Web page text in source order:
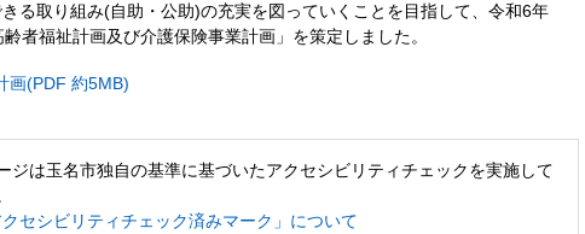
る取り組み(自助・公助)の充実を図っていくことを目指して、令和6年
者福祉計画及び介護保険事業計画」を策定しました。
画(PDF 約5MB)
ジは玉名市独自の基準に基づいたアクセシビリティチェックを実施して
クセシビリティチェック済みマーク」について